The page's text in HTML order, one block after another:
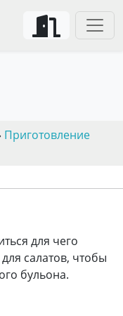
Приготовление
для чего
салатов, чтобы
бульона.